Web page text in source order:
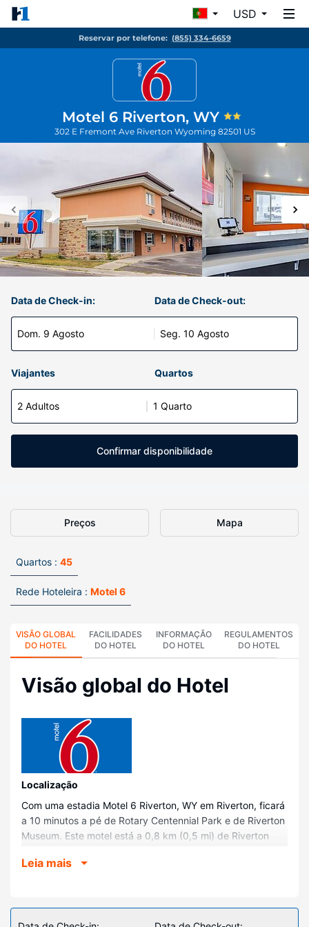
USD
Reservar por telefone: (855) 334-6659
Motel 6 Riverton, WY
302 E Fremont Ave Riverton Wyoming 82501 US
Data de Check-in:
Dom. 9 Agosto
Data de Check-out:
Seg. 10 Agosto
Viajantes Quartos
2 Adultos 1 Quarto
Confirmar disponibilidade
Preços Mapa
Quartos : 45
Rede Hoteleira : Motel 6
VISÃO GLOBAL
DO HOTEL
FACILIDADES
DO HOTEL
INFORMAÇÃO
DO HOTEL
REGULAMENTOS
DO HOTEL
Visão global do Hotel
Localização
Com uma estadia Motel 6 Riverton, WY em Riverton, ficará
a 10 minutos a pé de Rotary Centennial Park e de Riverton
Museum. Este motel está a 0,8 km (0,5 mi) de Riverton
Quartos
ecrã plano. O acesso à internet sem fios permite-lhe estar
sempre contactável. Ao final do dia, assista a uma seleção
Leia mais